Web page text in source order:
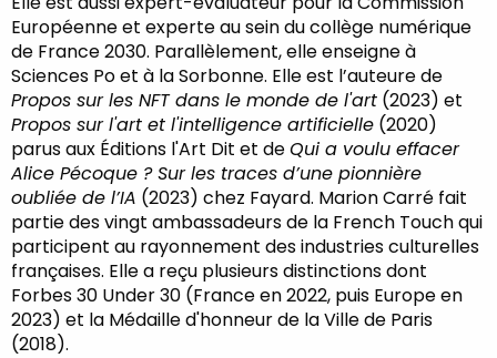
Européenne et experte au sein du collège numérique
de France 2030. Parallèlement, elle enseigne à
Sciences Po et à la Sorbonne. Elle est l’auteure de
Propos sur les NFT dans le monde de l'art (2023) et
Propos sur l'art et l'intelligence artificielle (2020)
parus aux Éditions l'Art Dit et deQui a voulu effacer
Alice Pécoque ? Sur les traces d’une pionnière
oubliée de l’IA (2023) chez Fayard. Marion Carré fait
partie des vingt ambassadeurs de la French Touch qui
participent au rayonnement des industries culturelles
françaises. Elle a reçu plusieurs distinctions dont
Forbes 30 Under 30 (France en 2022, puis Europe en
2023) et la Médaille d'honneur de la Ville de Paris
(2018).